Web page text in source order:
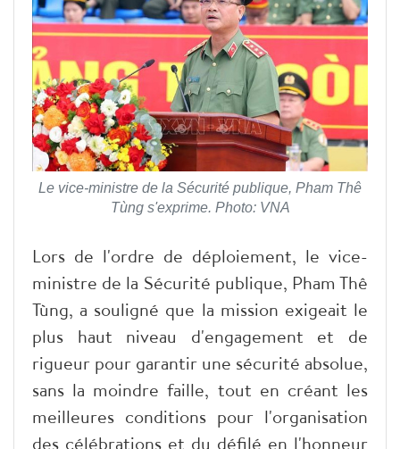
Le vice-ministre de la Sécurité publique, Pham Thê
Tùng s'exprime. Photo: VNA
Lors de l'ordre de déploiement, le vice-
ministre de la Sécurité publique, Pham Thê
Tùng, a souligné que la mission exigeait le
plus haut niveau d'engagement et de
rigueur pour garantir une sécurité absolue,
sans la moindre faille, tout en créant les
meilleures conditions pour l'organisation
des célébrations et du défilé en l'honneur